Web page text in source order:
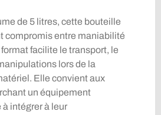
de 5 litres, cette bouteille
compromis entre maniabilité
facilite le transport, le
lors de la
Elle convient aux
un équipement
intégrer à leur